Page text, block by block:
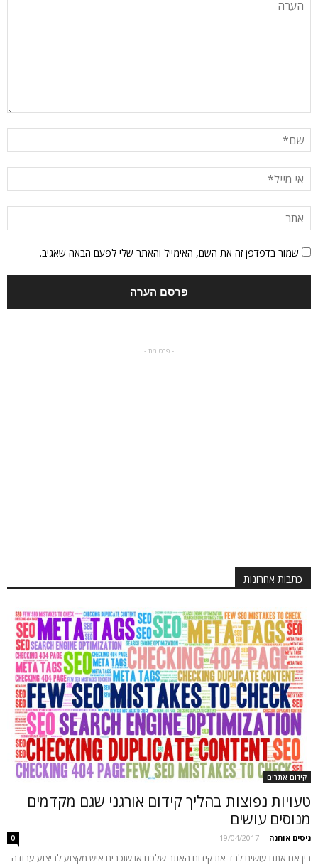
שמור בדפדפן זה את השם, האימייל והאתר שלי לפעם הבאה שאגיב.
- פרסומת -
כתבות אחרונות
קידום אתרים
טעויות נפוצות בהליך קידום אורגני שגם מקדמים
מנוסים עושים
ניסים אוחנה -
19/04/2017
0
בין אם אתם עושים לבד את קידום האתר שלכם או שוכרים איש מקצוע לביצוע עבודה